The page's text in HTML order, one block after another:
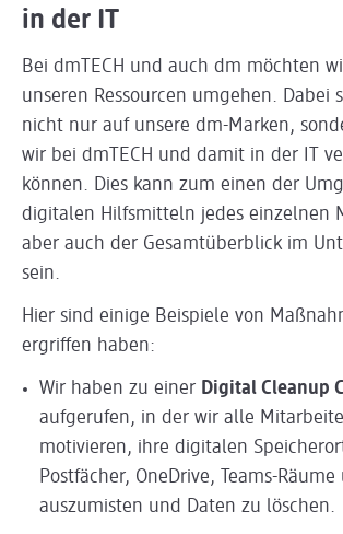
in der IT
Bei dmTECH und auch dm möchten
unseren Ressourcen umgehen. Dabei
nicht nur auf unsere dm-Marken,
wir bei dmTECH und damit in der IT
können. Dies kann zum einen der
digitalen Hilfsmitteln jedes einzelnen
aber auch der Gesamtüberblick im
sein.
Hier sind einige Beispiele von
ergriffen haben:
Wir haben zu einer Digital Cleanup
aufgerufen, in der wir alle
motivieren, ihre digitalen
Postfächer, OneDrive, Teams-Räume
auszumisten und Daten zu löschen.